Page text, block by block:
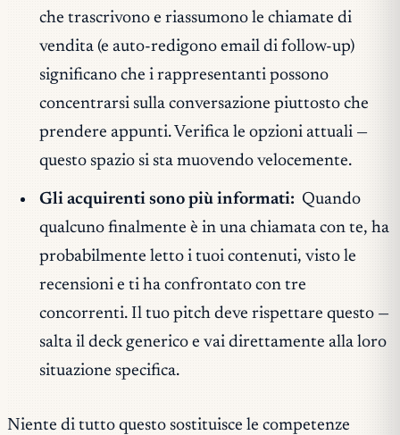
che trascrivono e riassumono le chiamate di
vendita (e auto-redigono email di follow-up)
significano che i rappresentanti possono
concentrarsi sulla conversazione piuttosto che
prendere appunti. Verifica le opzioni attuali —
questo spazio si sta muovendo velocemente.
Gli acquirenti sono più informati: Quando
qualcuno finalmente è in una chiamata con te, ha
probabilmente letto i tuoi contenuti, visto le
recensioni e ti ha confrontato con tre
concorrenti. Il tuo pitch deve rispettare questo —
salta il deck generico e vai direttamente alla loro
situazione specifica.
Niente di tutto questo sostituisce le competenze